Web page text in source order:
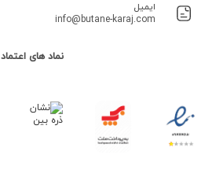
ایمیل
info@butane-karaj.com
نماد های اعتماد